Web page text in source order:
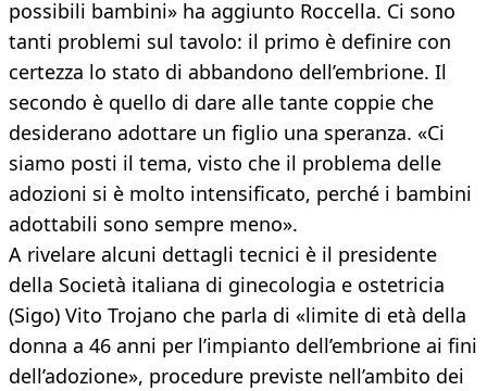
possibili bambini» ha aggiunto Roccella. Ci sono
tanti problemi sul tavolo: il primo è definire con
certezza lo stato di abbandono dell’embrione. Il
secondo è quello di dare alle tante coppie che
desiderano adottare un figlio una speranza. «Ci
siamo posti il tema, visto che il problema delle
adozioni si è molto intensificato, perché i bambini
adottabili sono sempre meno».
A rivelare alcuni dettagli tecnici è il presidente
della Società italiana di ginecologia e ostetricia
(Sigo) Vito Trojano che parla di «limite di età della
donna a 46 anni per l’impianto dell’embrione ai fini
dell’adozione», procedure previste nell’ambito dei